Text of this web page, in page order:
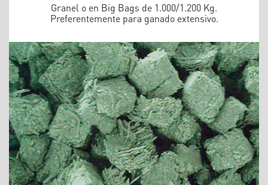
Granel o en Big Bags de 1.000/1.200 Kg.
Preferentemente para ganado extensivo.